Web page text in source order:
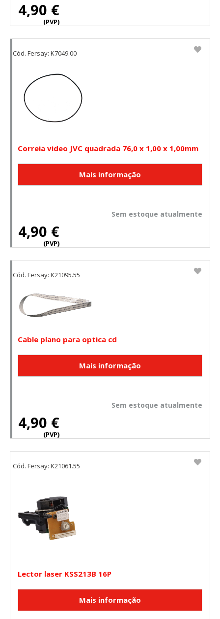
4,90 €
(PVP)
Correia video JVC quadrada 76,0 x 1,00 x 1,00mm
4,90 €
(PVP)
Sem estoque atualmente
Cód. Fersay: K7049.00
Cable plano para optica cd
4,90 €
(PVP)
Sem estoque atualmente
Cód. Fersay: K21095.55
Lector laser KSS213B 16P
Cód. Fersay: K21061.55